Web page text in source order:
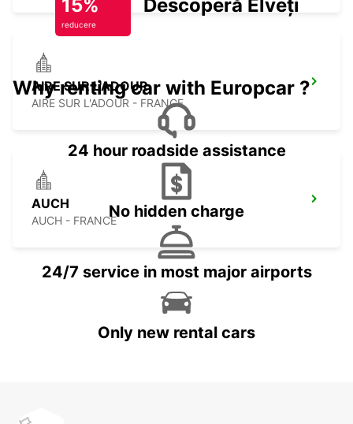
AIRE SUR L'ADOUR
AIRE SUR L'ADOUR - FRANCE
AUCH
AUCH - FRANCE
15%
reducere
Descoperă Elveția
Why renting car with Europcar ?
24 hour roadside assistance
No hidden charge
24/7 service in most major airports
Only new rental cars